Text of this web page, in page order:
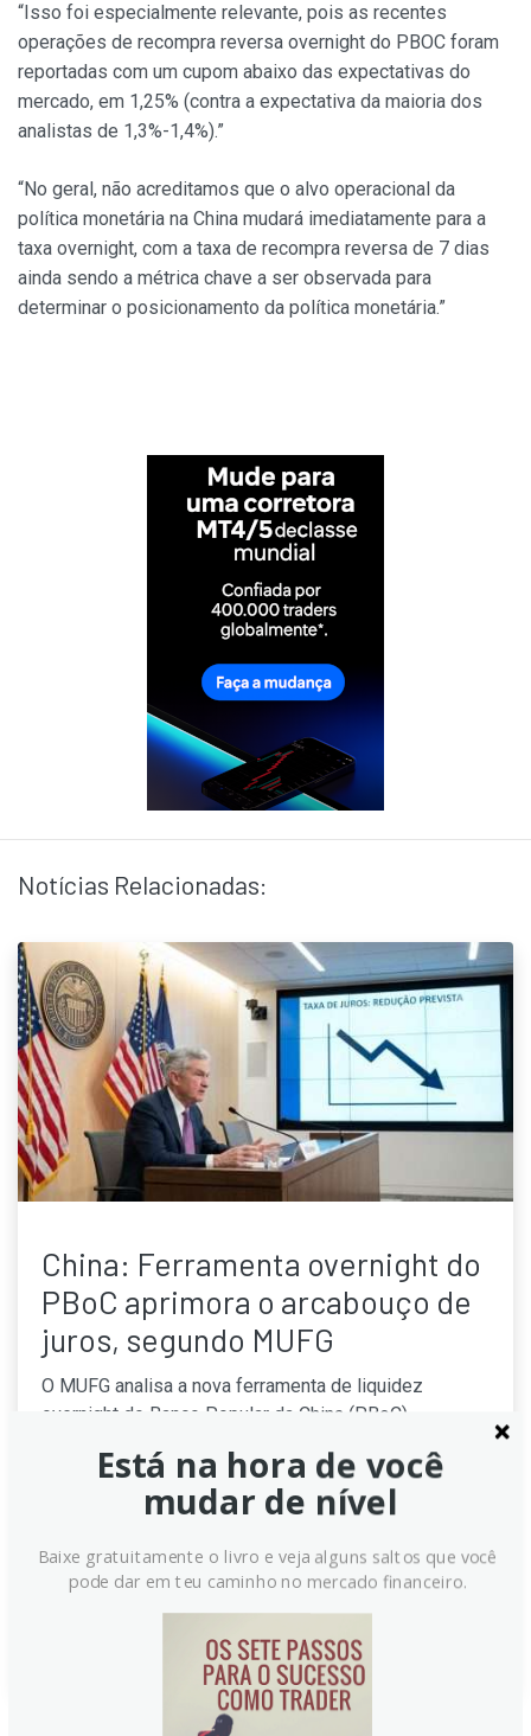
“Isso foi especialmente relevante, pois as recentes
operações de recompra reversa overnight do PBOC foram
reportadas com um cupom abaixo das expectativas do
mercado, em 1,25% (contra a expectativa da maioria dos
analistas de 1,3%-1,4%).”
“No geral, não acreditamos que o alvo operacional da
política monetária na China mudará imediatamente para a
taxa overnight, com a taxa de recompra reversa de 7 dias
ainda sendo a métrica chave a ser observada para
determinar o posicionamento da política monetária.”
Notícias Relacionadas:
China: Ferramenta overnight do
PBoC aprimora o arcabouço de
juros, segundo MUFG
O MUFG analisa a nova ferramenta de liquidez
overnight do Banco Popular da China (PBoC),
a taxa de recompra reversa de 7 dias continua sendo
o principal instrumento de política monetária,
com expectativa de uma transição gradual para esta
como âncora de médio prazo.
Está na hora de você
mudar de nível
Baixe gratuitamente o livro e veja alguns saltos que você
pode dar em teu caminho no mercado financeiro.